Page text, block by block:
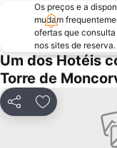
Os preços e a
mudam
ofertas que
nos sites de reserva.
Um dos Hotéis
Torre de
PartilharAdicionar aos